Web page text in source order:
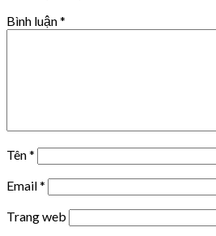
Bình luận*
Tên*
Email*
Trang web